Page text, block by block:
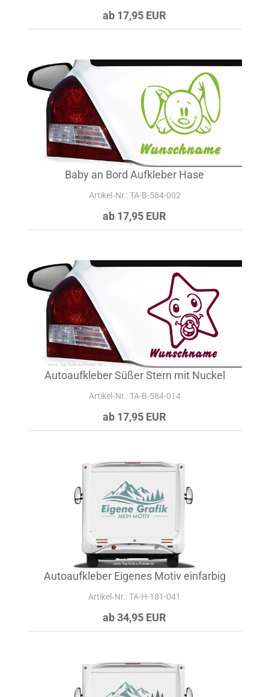
ab 17,95 EUR
Baby an Bord Aufkleber Hase
Artikel‑Nr.: TA-B-584-002
ab 17,95 EUR
Autoaufkleber Süßer Stern mit Nuckel
Artikel‑Nr.: TA-B-584-014
ab 17,95 EUR
Autoaufkleber Eigenes Motiv einfarbig
Artikel‑Nr.: TA-H-181-041
ab 34,95 EUR